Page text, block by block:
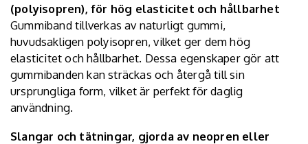
(polyisopren), för hög elasticitet och hållbarhet
Gummiband tillverkas av naturligt gummi,
huvudsakligen polyisopren, vilket ger dem hög
elasticitet och hållbarhet. Dessa egenskaper gör att
gummibanden kan sträckas och återgå till sin
ursprungliga form, vilket är perfekt för daglig
användning.
Slangar och tätningar, gjorda av neopren eller